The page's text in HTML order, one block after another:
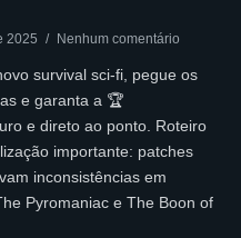
2025 Nenhum comentário
survival sci-fi, pegue os
e garanta a 🏆
e direto ao ponto. Roteiro
importante: patches
inconsistências em
Pyromaniac e The Boon of